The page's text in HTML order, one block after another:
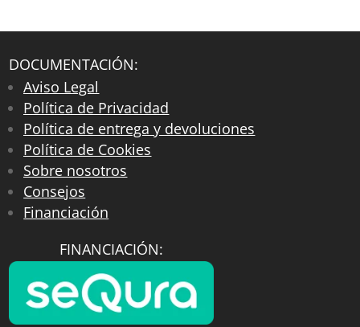
DOCUMENTACIÓN:
Aviso Legal
Política de Privacidad
Política de entrega y devoluciones
Política de Cookies
Sobre nosotros
Consejos
Financiación
FINANCIACIÓN: